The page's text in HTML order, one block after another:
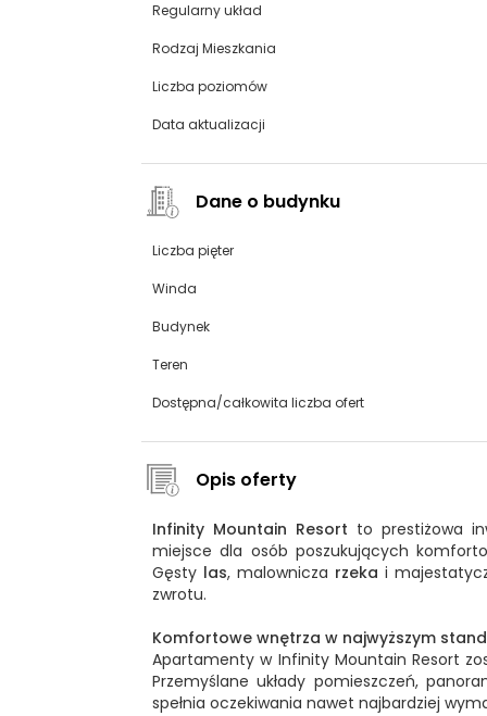
Regularny układ
Rodzaj Mieszkania
Liczba poziomów
Data aktualizacji
Dane o budynku
Liczba pięter
Winda
Budynek
Teren
Dostępna/całkowita liczba ofert
Opis oferty
Infinity Mountain Resort to prestiżowa
miejsce dla osób poszukujących
Gęsty las, malownicza rzeka i
zwrotu.
Komfortowe wnętrza w najwyższym
Apartamenty w Infinity Mountain Resort
Przemyślane układy pomieszczeń,
spełnia oczekiwania nawet najbardziej